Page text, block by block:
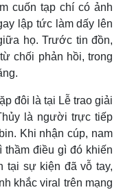
dùng
khoán
phê
cuốn tạp chí có ảnh
lập tức làm dấy lên
họ. Trước tin đồn,
chối phản hồi, trong
đôi là tại Lễ trao giải
là người trực tiếp
Khi nhận cúp, nam
thầm điều gì đó khiến
tại sự kiện đã vỗ tay,
khắc viral trên mạng